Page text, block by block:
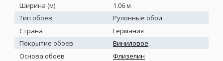
Ширина (м)
1.06 м
Тип обоев
Рулонные обои
Страна
Германия
Покрытие обоев
Виниловое
Основа обоев
Флизелин